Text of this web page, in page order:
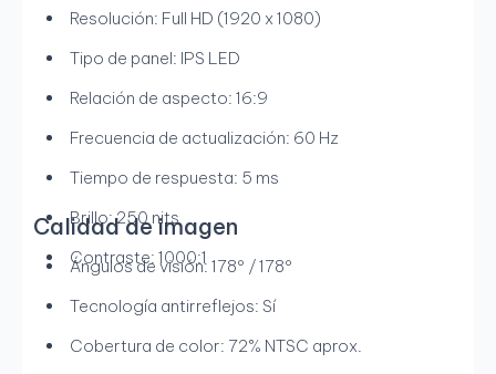
Resolución: Full HD (1920 x 1080)
Tipo de panel: IPS LED
Relación de aspecto: 16:9
Frecuencia de actualización: 60 Hz
Tiempo de respuesta: 5 ms
Brillo: 250 nits
Contraste: 1000:1
Calidad de imagen
Ángulos de visión: 178º / 178º
Tecnología antirreflejos: Sí
Cobertura de color: 72% NTSC aprox.